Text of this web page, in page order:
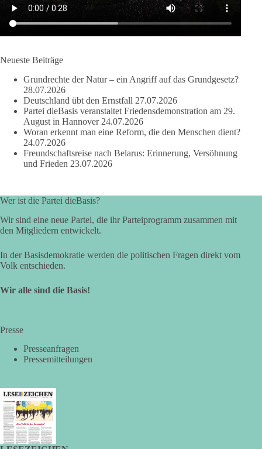
🟩🟩🟦🟦🟥🟥🟧🟧
und den Menschen wirklich nützt.
wenn er Sachsen-Anhalt nicht weiterbringt.
💬 Was ist dir wichtiger: der Absender eines Antrags oder das
Ergebnis für Sachsen-Anhalt?
#dieBasis #sachsenanhalt
👉 Folgen:
24 6 2 Auf Facebook ansehen
1 Tag zuvor
⚡ Vorsorge ist richtig. Aber Vorsorge ersetzt keine verlässliche
Energiepolitik!
Bundesnetzagentur mit einer „Sicherheitsplattform Strom“
Maßnahmen für den Fall einer länger anhaltenden
Strommangellage vor. Große Industrieunternehmen sollen im
bezeichnet dies als Vorsorge für außergewöhnliche
Krisensituationen. Das Vorhaben war bis zur Veröffentlichung
von Apollo kaum bekannt.
🟩🟩🟦🟦🟥🟥🟧🟧
Neueste Beiträge
Grundrechte der Natur – ein Angriff auf das Grundgesetz?
28.07.2026
Deutschland übt den Ernstfall 27.07.2026
Partei dieBasis veranstaltet Friedensdemonstration am 29.
August in Hannover 24.07.2026
Woran erkennt man eine Reform, die den Menschen dient?
24.07.2026
Freundschaftsreise nach Belarus: Erinnerung, Versöhnung
und Frieden 23.07.2026
Wer ist die Partei dieBasis?
Wir sind eine neue Partei, die ihr Parteiprogramm zusammen mit
den Mitgliedern entwickelt.
In der Basisdemokratie werden die politischen Fragen direkt vom
Volk entschieden.
Wir alle sind die Basis!
Presse
Presseanfragen
Pressemitteilungen